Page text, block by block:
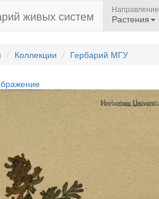
живых систем Направление
Растения
Коллекции Гербарий МГУ